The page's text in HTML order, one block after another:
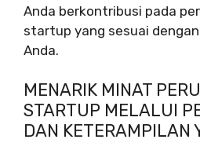
Anda berkontribusi pada
startup yang sesuai
Anda.
MENARIK MINAT
STARTUP MELALUI
DAN KETERAMPILAN